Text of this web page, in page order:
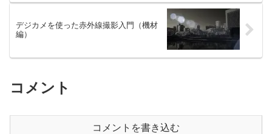
デジカメを使った赤外線撮影入門（機材
編）
コメント
コメントを書き込む